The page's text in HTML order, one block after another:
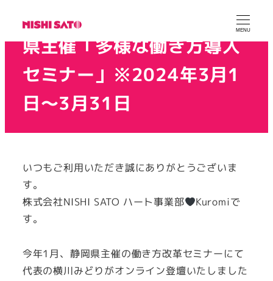
MENU
＼アーカイブ配信中／静岡
県主催「多様な働き方導入
セミナー」※2024年3月1
日～3月31日
いつもご利用いただき誠にありがとうございま
す。
株式会社NISHI SATO ハート事業部
Kuromiで
す。
今年1月、静岡県主催の働き方改革セミナーにて
代表の横川みどりがオンライン登壇いたしました